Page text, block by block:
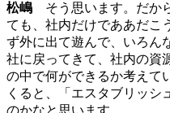
松嶋 そう思います。だか
ても、社内だけでああだこ
ず外に出て遊んで、いろん
社に戻ってきて、社内の資
の中で何ができるか考えて
くると、「エスタブリッシ
のかなと思います。